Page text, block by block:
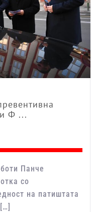
Ф ...
Панче
со
на патиштата